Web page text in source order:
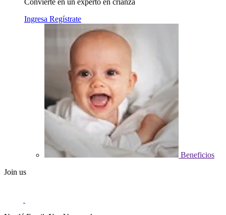
Conviérte en un experto en crianza
Ingresa Regístrate
Beneficios
Join us